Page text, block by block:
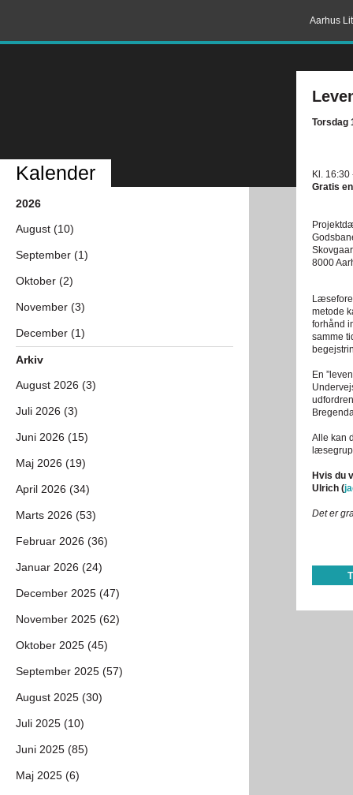
Aarhus
Torsdag
Kl. 16:30
Gratis
8000
metode
forhånd
samme
En
Alle kan
Hvis du
Ulrich (
Det er
Kalender
2026
August (10)
September (1)
Oktober (2)
November (3)
December (1)
Arkiv
August 2026 (3)
Juli 2026 (3)
Juni 2026 (15)
Maj 2026 (19)
April 2026 (34)
Marts 2026 (53)
Februar 2026 (36)
Januar 2026 (24)
December 2025 (47)
November 2025 (62)
Oktober 2025 (45)
September 2025 (57)
August 2025 (30)
Juli 2025 (10)
Juni 2025 (85)
Maj 2025 (6)